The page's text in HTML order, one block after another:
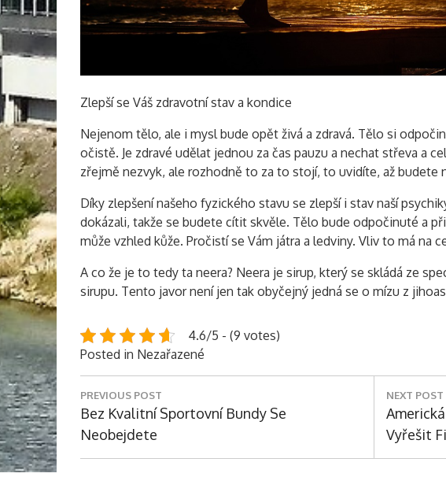
Zlepší se Váš zdravotní stav a kondice
Nejenom tělo, ale i mysl bude opět živá a zdravá. Tělo si
očistě. Je zdravé udělat jednou za čas pauzu a nechat střeva a
zřejmě nezvyk, ale rozhodně to za to stojí, to uvidíte, až budete
Díky zlepšení našeho fyzického stavu se zlepší i stav naší
dokázali, takže se budete cítit skvěle. Tělo bude odpočinuté a
může vzhled kůže. Pročistí se Vám játra a ledviny. Vliv to má na
A co že je to tedy ta neera? Neera je sirup, který se skládá ze
sirupu. Tento javor není jen tak obyčejný jedná se o mízu z
4.6/5 - (9 votes)
Posted in Nezařazené
Navigace
pro
příspěvek
PREVIOUS POST
Previous
Post:
Bez Kvalitní Sportovní Bundy Se
Neobejdete
NEXT POST
Next
Post:
Vyřešit